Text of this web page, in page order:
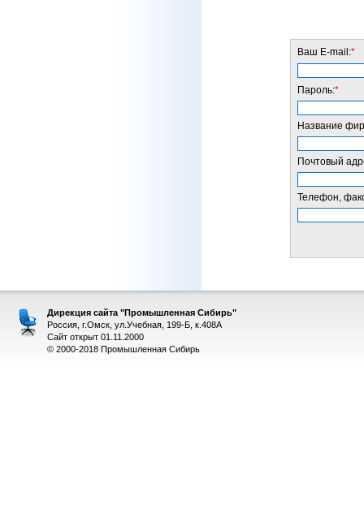
Ваш E-mail:*
Пароль:*
Название
Почтовый
Телефон,
Дирекция сайта "Промышленная Сибирь"
Россия, г.Омск, ул.Учебная, 199-Б, к.408А
Сайт открыт 01.11.2000
© 2000-2018 Промышленная Сибирь